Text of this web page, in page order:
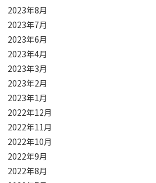
2023年8月
2023年7月
2023年6月
2023年4月
2023年3月
2023年2月
2023年1月
2022年12月
2022年11月
2022年10月
2022年9月
2022年8月